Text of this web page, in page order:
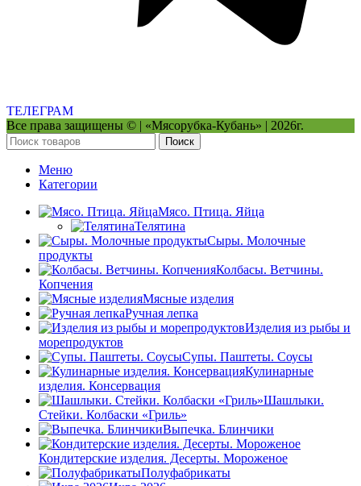
ТЕЛЕГРАМ
Все права защищены © | «Мясорубка-Кубань» | 2026г.
Поиск
Меню
Категории
Мясо. Птица. Яйца
Телятина
Сыры. Молочные
продукты
Колбасы. Ветчины.
Копчения
Мясные изделия
Ручная лепка
Изделия из рыбы и
морепродуктов
Супы. Паштеты. Соусы
Кулинарные
изделия. Консервация
Шашлыки.
Стейки. Колбаски «Гриль»
Выпечка. Блинчики
Кондитерские изделия. Десерты. Мороженое
Полуфабрикаты